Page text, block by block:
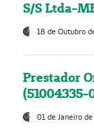
S/S Ltda-
18 de Outubro
Prestador
(51004335-
01 de Janeiro